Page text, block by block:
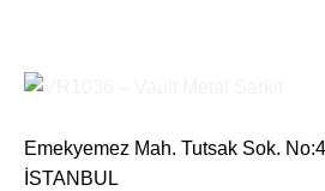
Emekyemez Mah. Tutsak Sok.
İSTANBUL